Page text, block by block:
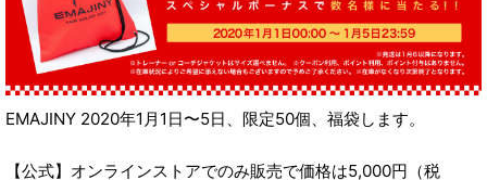
EMAJINY 2020年1月1日〜5日、限定50個、福袋します。‬
‪【公式】オンラインストアでのみ販売で価格は5,000円（税